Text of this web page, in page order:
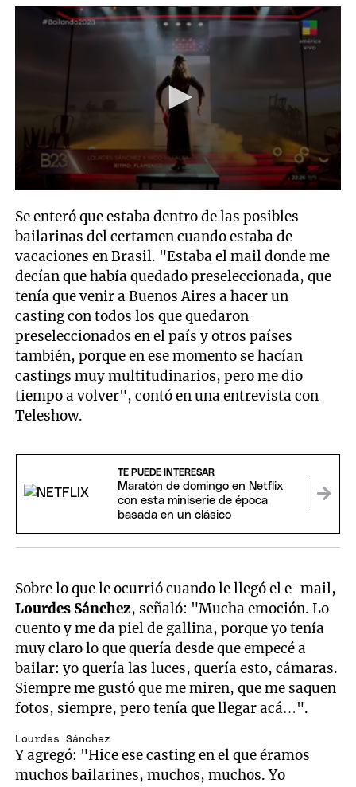
seconds
of
1
47
seconds
Se enteró que estaba dentro de las posibles
bailarinas del certamen cuando estaba de
vacaciones en Brasil. "Estaba el mail donde me
decían que había quedado preseleccionada, que
tenía que venir a Buenos Aires a hacer un
casting con todos los que quedaron
preseleccionados en el país y otros países
también, porque en ese momento se hacían
castings muy multitudinarios, pero me dio
tiempo a volver", contó en una entrevista con
Teleshow.
TE PUEDE INTERESAR
Maratón de domingo en Netflix
con esta miniserie de época
basada en un clásico
Sobre lo que le ocurrió cuando le llegó el e-mail,
Lourdes Sánchez, señaló: "Mucha emoción. Lo
cuento y me da piel de gallina, porque yo tenía
muy claro lo que quería desde que empecé a
bailar: yo quería las luces, quería esto, cámaras.
Siempre me gustó que me miren, que me saquen
fotos, siempre, pero tenía que llegar acá…".
Lourdes Sánchez
Y agregó: "Hice ese casting en el que éramos
muchos bailarines, muchos, muchos. Yo